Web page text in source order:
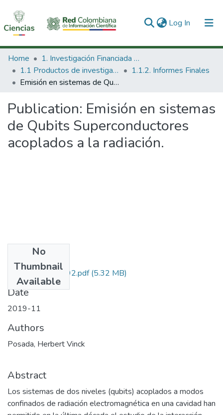
Log In (current)
Communities & Collections
All of DSpace
Home
1. Investigación Financiada con Recursos Públicos
1.1 Productos de investigación
1.1.2. Informes Finales
Emisión en sistemas de Qubits Superconductores acoplados a la radiación.
Publication: Emisión en sistemas
de Qubits Superconductores
acoplados a la radiación.
No
Thumbnail
Available
110171249692.pdf(5.32 MB)
Date
2019-11
Authors
Posada, Herbert Vinck
Abstract
Los sistemas de dos niveles (qubits) acoplados a modos
confinados de radiación electromagnética en una cavidad han